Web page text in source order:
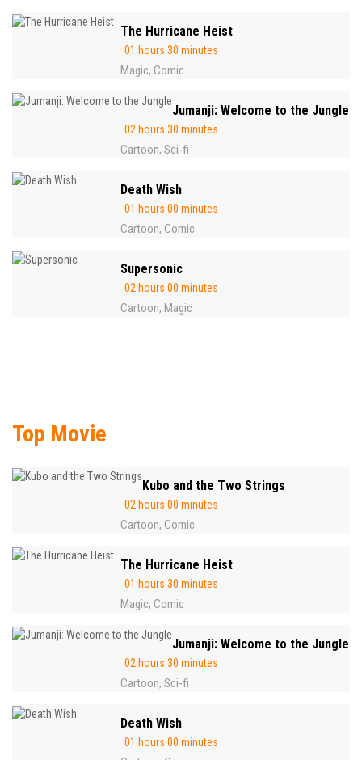
The Hurricane Heist
01 hours 30 minutes
Magic, Comic
Jumanji: Welcome to the Jungle
02 hours 30 minutes
Cartoon, Sci-fi
Death Wish
01 hours 00 minutes
Cartoon, Comic
Supersonic
02 hours 00 minutes
Cartoon, Magic
Top Movie
Kubo and the Two Strings
02 hours 00 minutes
Cartoon, Comic
The Hurricane Heist
01 hours 30 minutes
Magic, Comic
Jumanji: Welcome to the Jungle
02 hours 30 minutes
Cartoon, Sci-fi
Death Wish
01 hours 00 minutes